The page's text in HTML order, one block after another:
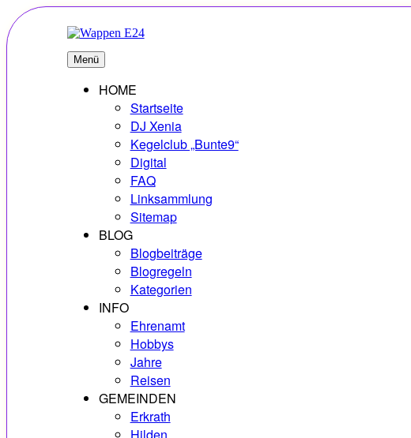
Zum
Inhalt
springen
E24
Erlebnisse – Hobbys – Vielfalt
Menü
HOME
Startseite
DJ Xenia
Kegelclub „Bunte9“
Digital
FAQ
Linksammlung
Sitemap
BLOG
Blogbeiträge
Blogregeln
Kategorien
INFO
Ehrenamt
Hobbys
Jahre
Reisen
GEMEINDEN
Erkrath